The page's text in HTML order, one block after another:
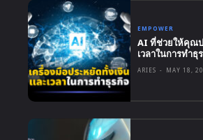
EMPOWER
AI ที่ช่วยให้คุณป
เวลาในการทำธุ
ARIES - MAY 18,